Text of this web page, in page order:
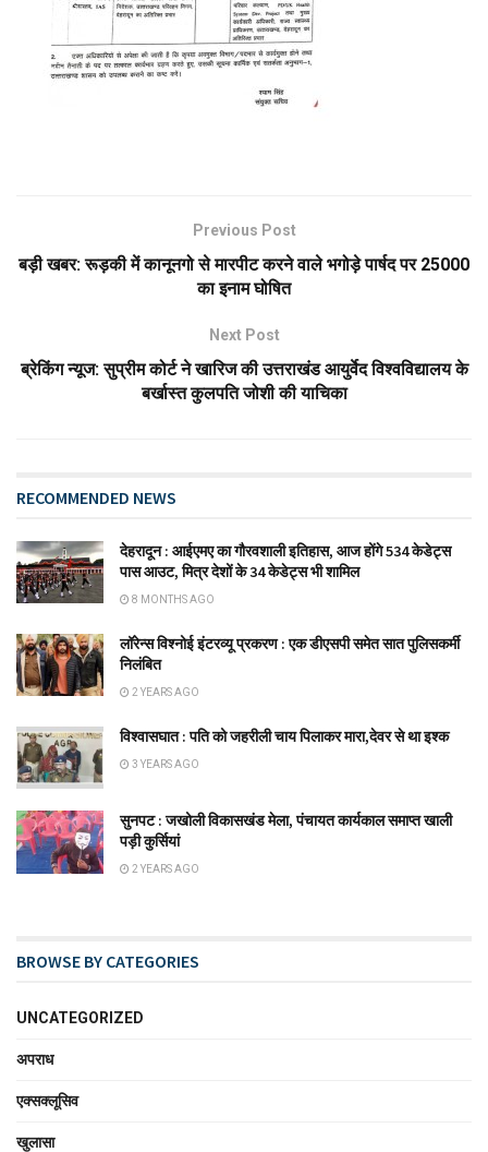
Previous Post
बड़ी खबर: रूड़की में कानूनगो से मारपीट करने वाले भगोड़े पार्षद पर ₹25000
का इनाम घोषित
Next Post
ब्रेकिंग न्यूज: सुप्रीम कोर्ट ने खारिज की उत्तराखंड आयुर्वेद विश्वविद्यालय के
बर्खास्त कुलपति जोशी की याचिका
RECOMMENDED NEWS
देहरादून : आईएमए का गौरवशाली इतिहास, आज होंगे 534 केडेट्स
पास आउट, मित्र देशों के 34 केडेट्स भी शामिल
8 MONTHS AGO
लॉरेन्स विश्नोई इंटरव्यू प्रकरण : एक डीएसपी समेत सात पुलिसकर्मी
निलंबित
2 YEARS AGO
विश्वासघात : पति को जहरीली चाय पिलाकर मारा,देवर से था इश्क
3 YEARS AGO
सुनपट : जखोली विकासखंड मेला, पंचायत कार्यकाल समाप्त खाली
पड़ी कुर्सियां
2 YEARS AGO
BROWSE BY CATEGORIES
UNCATEGORIZED
अपराध
एक्सक्लूसिव
खुलासा